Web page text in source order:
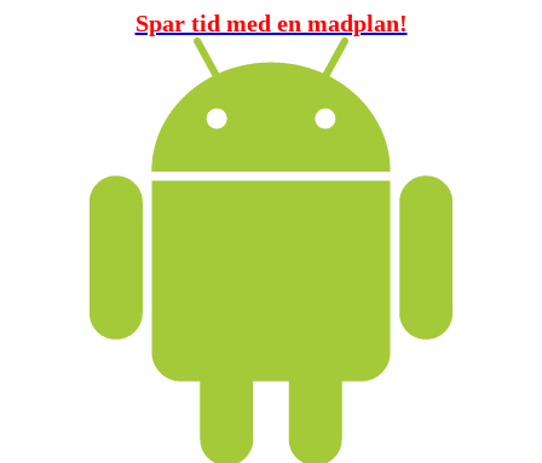
Spar tid med en madplan!